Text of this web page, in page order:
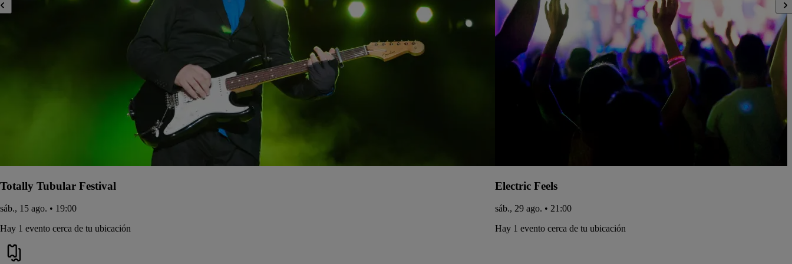
Totally Tubular Festival
sáb., 15 ago. • 19:00
Hay 1 evento cerca de tu ubicación
Electric Feels
sáb., 29 ago. • 21:00
Hay 1 evento cerca de tu ubicación